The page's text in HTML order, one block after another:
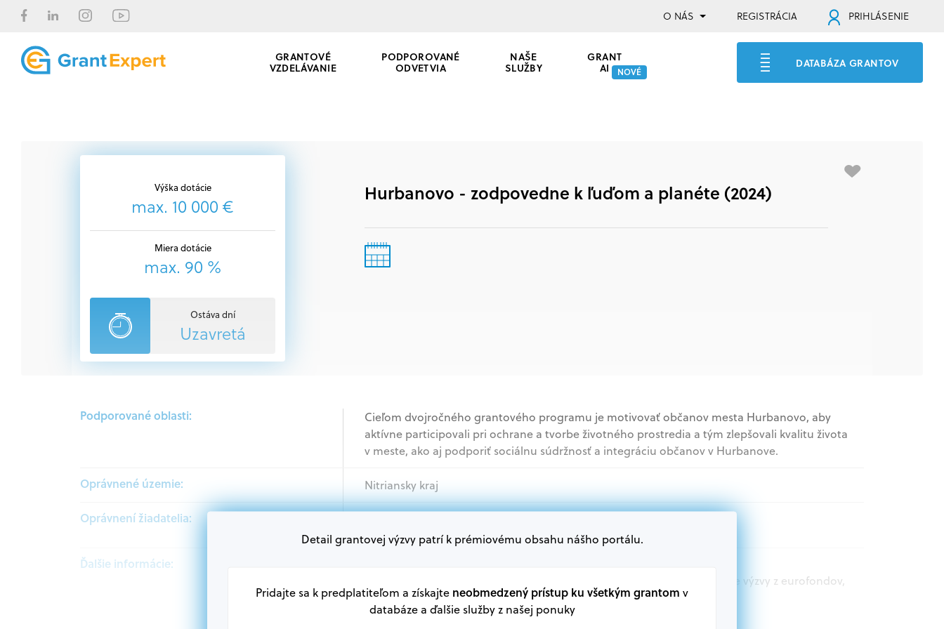
O NÁS REGISTRÁCIA PRIHLÁSENIE
GRANTOVÉ
VZDELÁVANIE
PODPOROVANÉ
ODVETVIA
NAŠE
SLUŽBY
GRANT
AI NOVÉ
DATABÁZA GRANTOV
Výška dotácie
max. 10 000 €
Miera dotácie
max. 90 %
Ostáva dní
Uzavretá
Hurbanovo - zodpovedne k ľuďom a planéte (2024)
Podporované oblasti:
Cieľom dvojročného grantového programu je motivovať občanov mesta Hurbanovo, aby
aktívne participovali pri ochrane a tvorbe životného prostredia a tým zlepšovali kvalitu života
v meste, ako aj podporiť sociálnu súdržnosť a integráciu občanov v Hurbanove.
Oprávnené územie: Nitriansky kraj
Oprávnení žiadatelia:
Mimovládne organizácie, Jednotlivci
Ďalšie informácie:
V databáze grantov a dotácií na portáli Grantexpert.sk nájdete aktuálne výzvy z eurofondov,
plánu obnovy a ďalších zdrojov.
Detail grantovej výzvy patrí k prémiovému obsahu nášho portálu.
Pridajte sa k predplatiteľom a získajte neobmedzený prístup ku všetkým grantom v
databáze a ďalšie služby z našej ponuky